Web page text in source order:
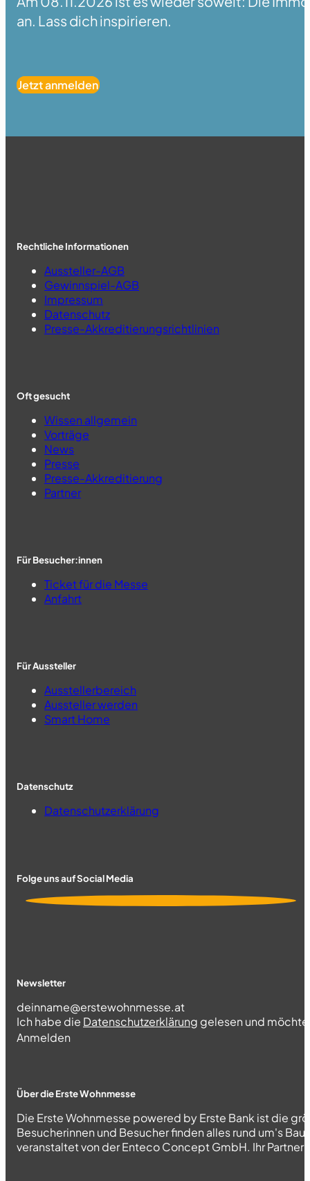
an. Lass dich inspirieren.
Jetzt anmelden
Rechtliche Informationen
Aussteller-AGB
Gewinnspiel-AGB
Impressum
Datenschutz
Presse-Akkreditierungsrichtlinien
Oft gesucht
Wissen allgemein
Vorträge
News
Presse
Presse-Akkreditierung
Partner
Für Besucher:innen
Ticket für die Messe
Anfahrt
Für Aussteller
Ausstellerbereich
Aussteller werden
Smart Home
Datenschutz
Datenschutzerklärung
Folge uns auf Social Media
Newsletter
Section
Ich habe die Datenschutzerklärung gelesen und
Abschnitt
Anmelden
Über die Erste Wohnmesse
Die Erste Wohnmesse powered by Erste Bank ist die
Besucherinnen und Besucher finden alles rund um's
veranstaltet von der Enteco Concept GmbH. Ihr Partner